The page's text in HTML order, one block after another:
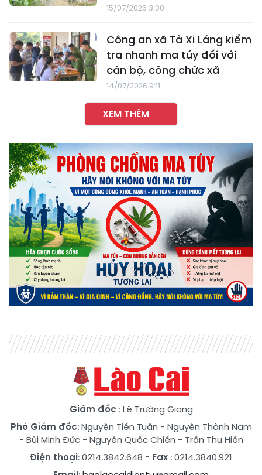
15/07/2026 3:00
Công an xã Tà Xi Láng kiểm
tra nhanh ma túy đối với
cán bộ, công chức xã
14/07/2026 9:11
XEM THÊM
Giám đốc : Lê Trường Giang
Phó Giám đốc:Nguyễn Tiến Tuấn - Nguyễn Thành Nam
- Bùi Minh Đức- Nguyễn Quốc Chiến - Trần Thu Hiền
Điện thoại: 0214.3842.648 - Fax : 0214.3840.921